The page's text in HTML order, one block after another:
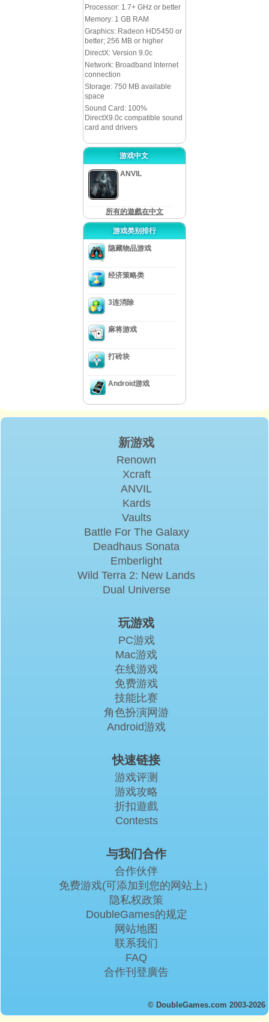
Processor: 1.7+ GHz or better
Memory: 1 GB RAM
Graphics: Radeon HD5450 or
better; 256 MB or higher
DirectX: Version 9.0c
Network: Broadband Internet
connection
Storage: 750 MB available
space
Sound Card: 100%
DirectX9.0c compatible sound
card and drivers
游戏中文
ANVIL
所有的遊戲在中文
游戏类别排行
隐藏物品游戏
经济策略类
3连消除
麻将游戏
打砖块
Android游戏
新游戏
Renown
Xcraft
ANVIL
Kards
Vaults
Battle For The Galaxy
Deadhaus Sonata
Emberlight
Wild Terra 2: New Lands
Dual Universe
玩游戏
PC游戏
Mac游戏
在线游戏
免费游戏
技能比赛
角色扮演网游
Android游戏
快速链接
游戏评测
游戏攻略
折扣遊戲
Contests
与我们合作
合作伙伴
免费游戏(可添加到您的网站上）
隐私权政策
DoubleGames的规定
网站地图
联系我们
FAQ
合作刊登廣告
© DoubleGames.com 2003-2026